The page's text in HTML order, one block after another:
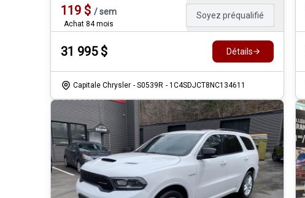
119 $ /sem
Achat 84 mois
Soyez préqualifié
31 995$ Détails
Capitale Chrysler - S0539R - 1C4SDJCT8NC134611